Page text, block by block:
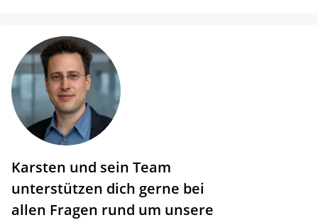
Karsten und sein Team
unterstützen dich gerne bei
allen Fragen rund um unsere